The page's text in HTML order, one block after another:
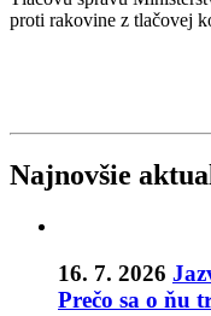
proti rakovine z tlačovej
Najnovšie
16. 7. 2026
Prečo sa o ňu